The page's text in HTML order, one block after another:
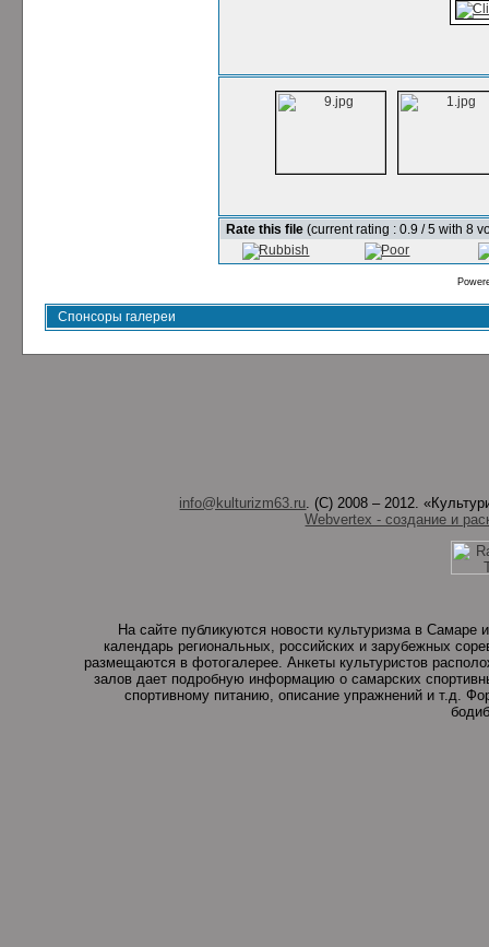
Rate this file (current rating : 0.9 / 5 with 8
Спонсоры галереи
info@kulturizm63.ru. (C) 2008 – 2012.
Webvertex - создание и
На сайте публикуются новости культуризма в
календарь региональных, российских и зарубежных
размещаются в фотогалерее. Анкеты культуристов
залов дает подробную информацию о самарских
спортивному питанию, описание упражнений и т.д.